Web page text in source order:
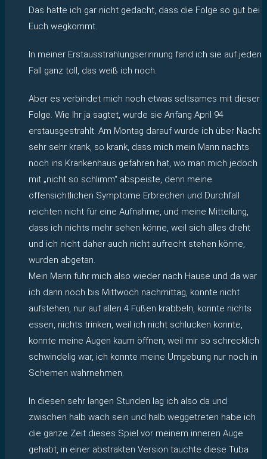
Das hätte ich gar nicht gedacht, dass die Folge so gut bei
Euch wegkommt.
In meiner Erstausstrahlungserinnung fand ich sie auf jeden
Fall ganz toll, das weiß ich noch.
Aber es verbindet mich noch etwas seltsames mit dieser
Folge. Wie Ihr ja sagtet, wurde sie Anfang April 94
erstausgestrahlt. Am Montag darauf wurde ich über Nacht
sehr sehr krank, so krank, dass mich mein Mann nachts
noch ins Krankenhaus gefahren hat, wo man mich jedoch
mit „nicht so schlimm“ abspeiste, denn meine
offensichtlichen Symptome Erbrechen und Durchfall
reichten nicht für eine Aufnahme, und meine Mitteilung,
dass ich nichts mehr sehen könne, weil sich alles dreht
und ich nicht daher auch nicht aufrecht stehen könne,
wurden abgetan.
Mein Mann fuhr mich also wieder nach Hause und da war
ich dann noch bis Mittwoch nachmittag, konnte nicht
aufstehen, nur auf allen 4 Füßen krabbeln, konnte nichts
essen, nichts trinken, weil ich nicht schlucken konnte,
konnte meine Augen kaum öffnen, weil mir so schrecklich
schwindelig war, ich konnte meine Umgebung nur noch in
Schemen wahrnehmen.
In diesen sehr langen Stunden lag ich also da und
zwischen halb wach sein und halb weggetreten habe ich
die ganze Zeit dieses Spiel vor meinem inneren Auge
gehabt, in einer abstrakten Version tauchte diese Tuba